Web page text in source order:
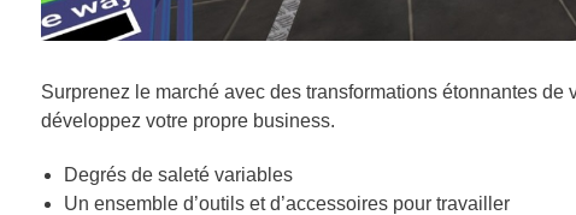
Surprenez le marché avec des transformations étonnantes
développez votre propre business.
Degrés de saleté variables
Un ensemble d’outils et d’accessoires pour travailler